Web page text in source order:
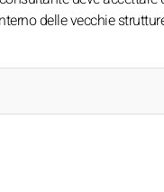
delle vecchie